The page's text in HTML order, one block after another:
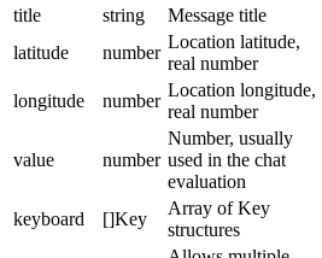
title
string Message title
latitude
number
Location latitude,
real number
longitude
number
Location longitude,
real number
value number
Number, usually
used in the chat
evaluation
keyboard []Key
Array of Key
structures